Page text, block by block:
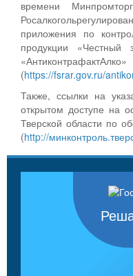
времени
приложения по
продукции «Честный
«АнтиконтрафактАлко»
(https://fsrar.gov.ru/
Также, ссылки на
открытом доступе на
Тверской области по
(http://